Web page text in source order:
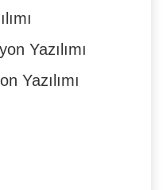
Yazılımı
Yazılımı